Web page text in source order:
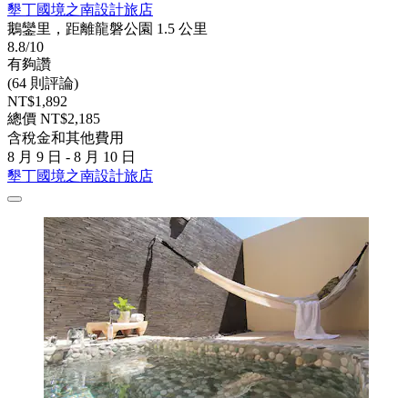
墾丁國境之南設計旅店
鵝鑾里，距離龍磐公園 1.5 公里
8.8/10
有夠讚
(64 則評論)
NT$1,892
總價 NT$2,185
含稅金和其他費用
8 月 9 日 - 8 月 10 日
墾丁國境之南設計旅店